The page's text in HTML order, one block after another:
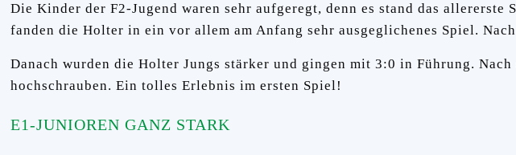
Die Kinder der F2-Jugend waren sehr aufgeregt, denn es stand das
fanden die Holter in ein vor allem am Anfang sehr ausgeglichenes Spiel.
Danach wurden die Holter Jungs stärker und gingen mit 3:0 in Führung.
hochschrauben. Ein tolles Erlebnis im ersten Spiel!
E1-JUNIOREN GANZ STARK